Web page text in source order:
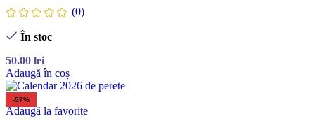
(0)
În stoc
50.00 lei
Adaugă în coș
-57%
Adaugă la favorite